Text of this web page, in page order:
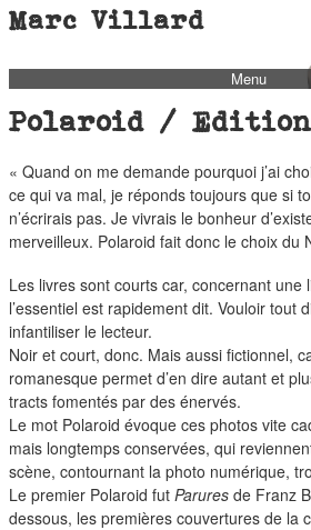
Marc Villard
Menu
bio
filmo
barbès
music
autofiction
interviews
polaroid
famille
blog
short stories
duos
Polaroid /
« Quand on me demande pourquoi j’ai
ce qui va mal, je réponds toujours que si
n’écrirais pas. Je vivrais le bonheur
merveilleux. Polaroid fait donc le choix du
Les livres sont courts car, concernant une
l’essentiel est rapidement dit. Vouloir tout
infantiliser le lecteur.
Noir et court, donc. Mais aussi fictionnel,
romanesque permet d’en dire autant et
tracts fomentés par des énervés.
Le mot Polaroid évoque ces photos vite
mais longtemps conservées, qui
scène, contournant la photo numérique,
Le premier Polaroid fut Parures de Franz
dessous, les premières couvertures de la